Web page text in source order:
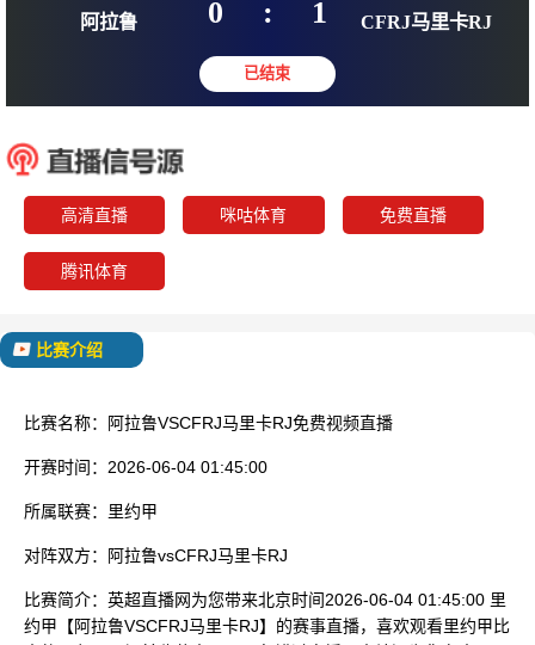
里约甲
0 : 1
高清直播 咪咕体育 免费直播
腾讯体育
比赛介绍
比赛名称： 阿拉鲁VSCFRJ马里卡RJ免费视频直播
开赛时间： 2026-06-04 01:45:00
所属联赛： 里约甲
对阵双方： 阿拉鲁vsCFRJ马里卡RJ
比赛简介： 英超直播网为您带来北京时间2026-06-04 01:45:00 里
约甲【阿拉鲁VSCFRJ马里卡RJ】的赛事直播，喜欢观看里约甲比